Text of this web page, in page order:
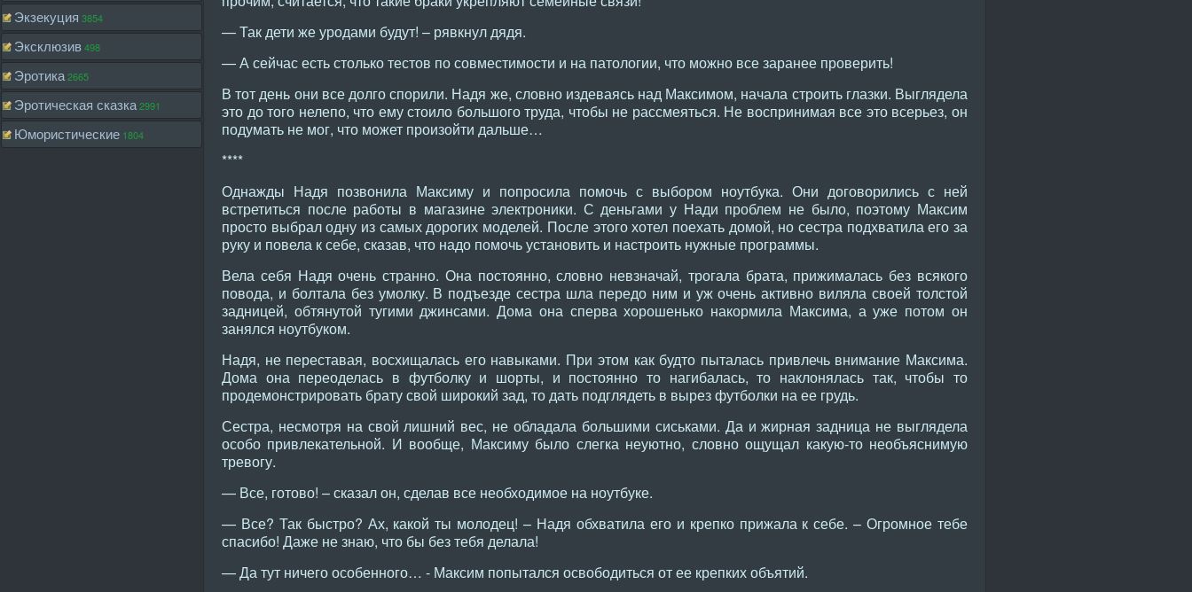
Экзекуция 3854
Эксклюзив498
Эротика2665
Эротическая сказка2991
Юмористические 1804
— Так дети же уродами будут! – рявкнул дядя.
— А сейчас есть столько тестов по совместимости и на патологии, что можно все заранее проверить!
В тот день они все долго спорили. Надя же, словно издеваясь над Максимом, начала строить глазки. Выглядела
это до того нелепо, что ему стоило большого труда, чтобы не рассмеяться. Не воспринимая все это всерьез, он
подумать не мог, что может произойти дальше…
****
Однажды Надя позвонила Максиму и попросила помочь с выбором ноутбука. Они договорились с ней
встретиться после работы в магазине электроники. С деньгами у Нади проблем не было, поэтому Максим
просто выбрал одну из самых дорогих моделей. После этого хотел поехать домой, но сестра подхватила его за
руку и повела к себе, сказав, что надо помочь установить и настроить нужные программы.
Вела себя Надя очень странно. Она постоянно, словно невзначай, трогала брата, прижималась без всякого
повода, и болтала без умолку. В подъезде сестра шла передо ним и уж очень активно виляла своей толстой
задницей, обтянутой тугими джинсами. Дома она сперва хорошенько накормила Максима, а уже потом он
занялся ноутбуком.
Надя, не переставая, восхищалась его навыками. При этом как будто пыталась привлечь внимание Максима.
Дома она переоделась в футболку и шорты, и постоянно то нагибалась, то наклонялась так, чтобы то
продемонстрировать брату свой широкий зад, то дать подглядеть в вырез футболки на ее грудь.
Сестра, несмотря на свой лишний вес, не обладала большими сиськами. Да и жирная задница не выглядела
особо привлекательной. И вообще, Максиму было слегка неуютно, словно ощущал какую-то необъяснимую
тревогу.
— Все, готово! – сказал он, сделав все необходимое на ноутбуке.
— Все? Так быстро? Ах, какой ты молодец! – Надя обхватила его и крепко прижала к себе. – Огромное тебе
спасибо! Даже не знаю, что бы без тебя делала!
— Да тут ничего особенного… - Максим попытался освободиться от ее крепких объятий.